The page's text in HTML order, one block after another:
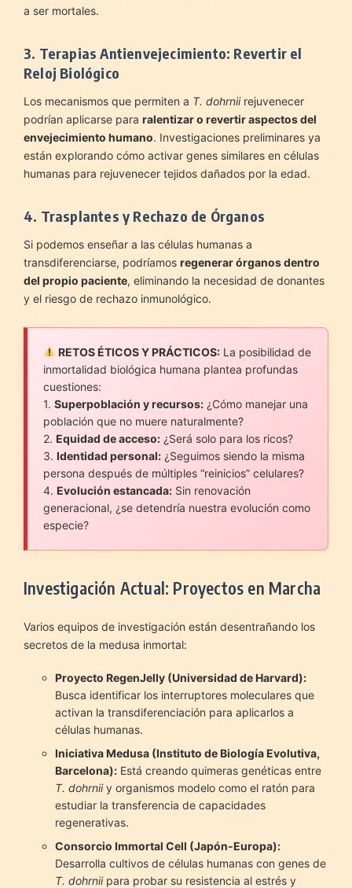
a ser mortales.
3. Terapias Antienvejecimiento: Revertir el
Reloj Biológico
Los mecanismos que permiten a T. dohrniirejuvenecer
podrían aplicarse para ralentizar o revertir aspectos del
envejecimiento humano. Investigaciones preliminares ya
están explorando cómo activar genes similares en células
humanas para rejuvenecer tejidos dañados por la edad.
4. Trasplantes y Rechazo de Órganos
Si podemos enseñar a las células humanas a
transdiferenciarse, podríamos regenerar órganos dentro
del propio paciente, eliminando la necesidad de donantes
y el riesgo de rechazo inmunológico.
RETOS ÉTICOS Y PRÁCTICOS:La posibilidad de
inmortalidad biológica humana plantea profundas
cuestiones:
1. Superpoblación y recursos: ¿Cómo manejar una
población que no muere naturalmente?
2. Equidad de acceso: ¿Será solo para los ricos?
3. Identidad personal: ¿Seguimos siendo la misma
persona después de múltiples “reinicios” celulares?
4. Evolución estancada: Sin renovación
generacional, ¿se detendría nuestra evolución como
especie?
Investigación Actual: Proyectos en Marcha
Varios equipos de investigación están desentrañando los
secretos de la medusa inmortal:
Proyecto RegenJelly (Universidad de Harvard):
Busca identificar los interruptores moleculares que
activan la transdiferenciación para aplicarlos a
células humanas.
Iniciativa Medusa (Instituto de Biología Evolutiva,
Barcelona): Está creando quimeras genéticas entre
T. dohrniiy organismos modelo como el ratón para
estudiar la transferencia de capacidades
regenerativas.
Consorcio Immortal Cell (Japón-Europa):
Desarrolla cultivos de células humanas con genes de
T. dohrniipara probar su resistencia al estrés y